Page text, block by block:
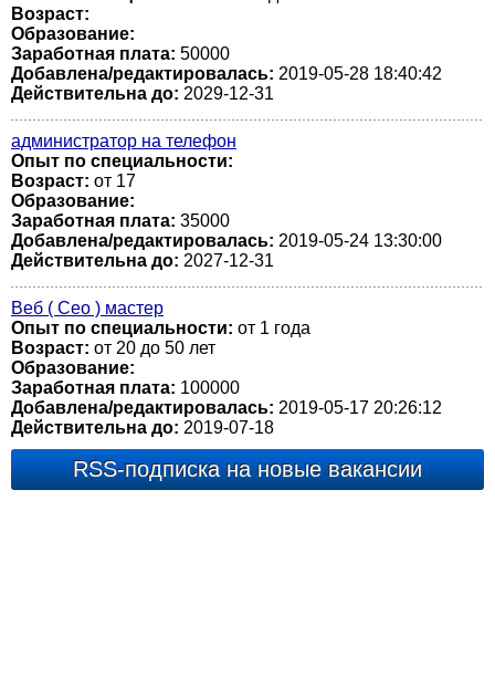
Возраст:
Образование:
Заработная плата: 50000
Добавлена/редактировалась: 2019-05-28 18:40:42
Действительна до: 2029-12-31
администратор на телефон
Опыт по специальности:
Возраст: от 17
Образование:
Заработная плата: 35000
Добавлена/редактировалась: 2019-05-24 13:30:00
Действительна до: 2027-12-31
Веб ( Сео ) мастер
Опыт по специальности: от 1 года
Возраст: от 20 до 50 лет
Образование:
Заработная плата: 100000
Добавлена/редактировалась: 2019-05-17 20:26:12
Действительна до: 2019-07-18
RSS-подписка на новые вакансии